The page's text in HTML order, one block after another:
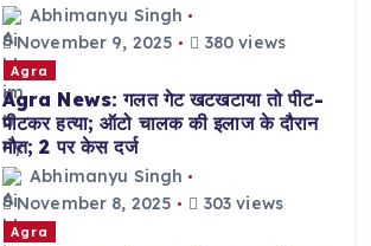
Abhimanyu Singh
November 9, 2025
380 views
Agra
Agra News: गलत गेट खटखटाया तो पीट-
पीटकर हत्या; ऑटो चालक की इलाज के दौरान
मौत; 2 पर केस दर्ज
Abhimanyu Singh
November 8, 2025
303 views
Agra